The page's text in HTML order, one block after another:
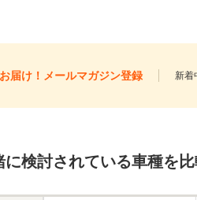
届け！メールマガジン登録 新着
に検討されている車種を